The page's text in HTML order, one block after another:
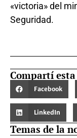
«victoria» del
Seguridad.
Compartí
Facebook
LinkedIn
Temas de la